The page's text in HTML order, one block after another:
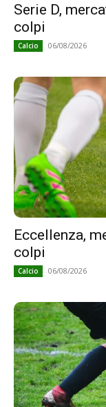
Serie D,
colpi
Calcio 06/08/2026
Eccellenza,
colpi
Calcio 06/08/2026